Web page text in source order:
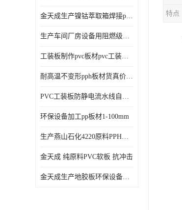
金天成生产镍钴萃取箱焊接pvc萃取板
生产车间厂房设备用阻燃级别pp硬板
工装板制作pvc板材pvc工装板材可折弯
耐高温不变形pph板材货真价值pph板材
PVC工装板防静电流水线自动化倍速线工装板
环保设备加工pp板材1-100mm
生产燕山石化4220原料PPH板材
金天成 纯原料PVC软板 抗冲击
金天成生产地胶板环保设备内衬焊接用半圆pvc软焊条
特点